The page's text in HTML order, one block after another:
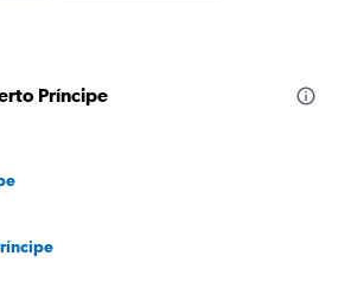
Príncipe